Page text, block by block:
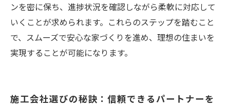
ンを密に保ち、進捗状況を確認しながら柔軟に対応して
いくことが求められます。これらのステップを踏むこと
で、スムーズで安心な家づくりを進め、理想の住まいを
実現することが可能になります。
施工会社選びの秘訣：信頼できるパートナーを